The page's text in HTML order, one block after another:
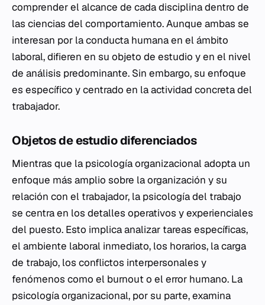
comprender el alcance de cada disciplina dentro de
las ciencias del comportamiento. Aunque ambas se
interesan por la conducta humana en el ámbito
laboral, difieren en su objeto de estudio y en el nivel
de análisis predominante. Sin embargo, su enfoque
es específico y centrado en la actividad concreta del
trabajador.
Objetos de estudio diferenciados
Mientras que la psicología organizacional adopta un
enfoque más amplio sobre la organización y su
relación con el trabajador, la psicología del trabajo
se centra en los detalles operativos y experienciales
del puesto. Esto implica analizar tareas específicas,
el ambiente laboral inmediato, los horarios, la carga
de trabajo, los conflictos interpersonales y
fenómenos como el burnout o el error humano. La
psicología organizacional, por su parte, examina